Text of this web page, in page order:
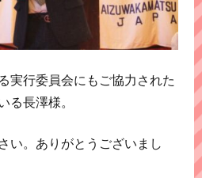
実行委員会にもご協力された
る長澤様。
い。ありがとうございまし